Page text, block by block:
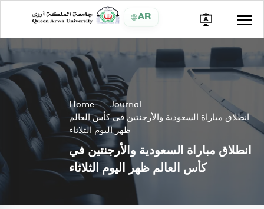
AR
Home
Journal
انطلاق مباراة السعودية والأرجنتين في كأس العالم
ظهر اليوم الثلاثاء
انطلاق مباراة السعودية والأرجنتين في
كأس العالم ظهر اليوم الثلاثاء